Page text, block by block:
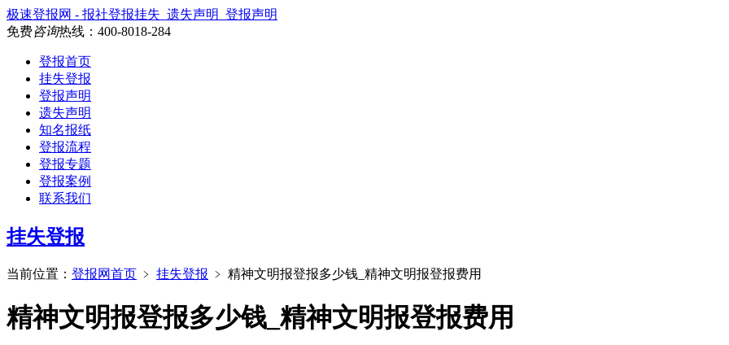
极速登报网 - 报社登报挂失_遗失声明_登报声明
免费咨询热线： 400-8018-284
登报首页
挂失登报
登报声明
遗失声明
知名报纸
登报流程
登报专题
登报案例
联系我们
挂失登报
当前位置： 登报网首页 ﹥ 挂失登报 ﹥ 精神文明报登报多少钱_精神文明报登报费用
精神文明报登报多少钱_精神文明报登报费用